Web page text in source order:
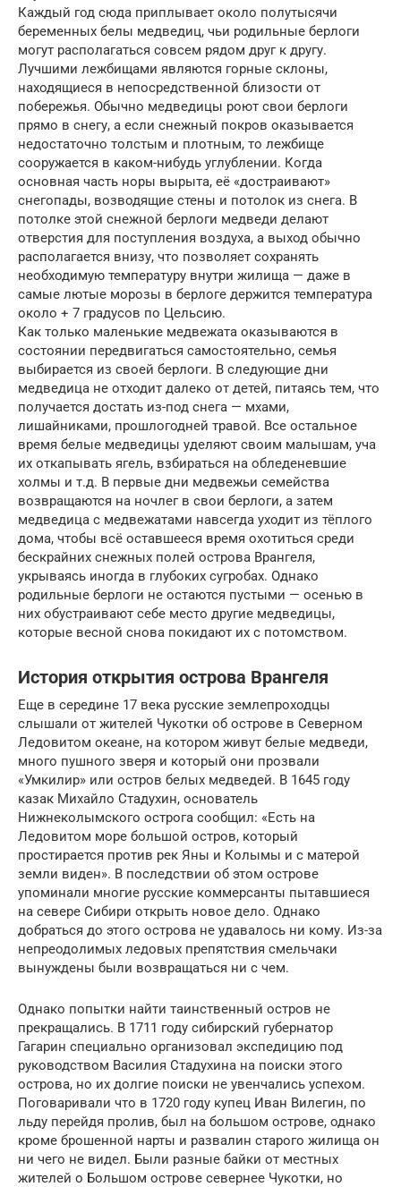
Каждый год сюда приплывает около полутысячи
беременных белы медведиц, чьи родильные берлоги
могут располагаться совсем рядом друг к другу.
Лучшими лежбищами являются горные склоны,
находящиеся в непосредственной близости от
побережья. Обычно медведицы роют свои берлоги
прямо в снегу, а если снежный покров оказывается
недостаточно толстым и плотным, то лежбище
сооружается в каком-нибудь углублении. Когда
основная часть норы вырыта, её «достраивают»
снегопады, возводящие стены и потолок из снега. В
потолке этой снежной берлоги медведи делают
отверстия для поступления воздуха, а выход обычно
располагается внизу, что позволяет сохранять
необходимую температуру внутри жилища — даже в
самые лютые морозы в берлоге держится температура
около + 7 градусов по Цельсию.
Как только маленькие медвежата оказываются в
состоянии передвигаться самостоятельно, семья
выбирается из своей берлоги. В следующие дни
медведица не отходит далеко от детей, питаясь тем, что
получается достать из-под снега — мхами,
лишайниками, прошлогодней травой. Все остальное
время белые медведицы уделяют своим малышам, уча
их откапывать ягель, взбираться на обледеневшие
холмы и т.д. В первые дни медвежьи семейства
возвращаются на ночлег в свои берлоги, а затем
медведица с медвежатами навсегда уходит из тёплого
дома, чтобы всё оставшееся время охотиться среди
бескрайних снежных полей острова Врангеля,
укрываясь иногда в глубоких сугробах. Однако
родильные берлоги не остаются пустыми — осенью в
них обустраивают себе место другие медведицы,
которые весной снова покидают их с потомством.
История открытия острова Врангеля
Еще в середине 17 века русские землепроходцы
слышали от жителей Чукотки об острове в Северном
Ледовитом океане, на котором живут белые медведи,
много пушного зверя и который они прозвали
«Умкилир» или остров белых медведей. В 1645 году
казак Михайло Стадухин, основатель
Нижнеколымского острога сообщил: «Есть на
Ледовитом море большой остров, который
простирается против рек Яны и Колымы и с матерой
земли виден». В последствии об этом острове
упоминали многие русские коммерсанты пытавшиеся
на севере Сибири открыть новое дело. Однако
добраться до этого острова не удавалось ни кому. Из-за
непреодолимых ледовых препятствия смельчаки
вынуждены были возвращаться ни с чем.
Однако попытки найти таинственный остров не
прекращались. В 1711 году сибирский губернатор
Гагарин специально организовал экспедицию под
руководством Василия Стадухина на поиски этого
острова, но их долгие поиски не увенчались успехом.
Поговаривали что в 1720 году купец Иван Вилегин, по
льду перейдя пролив, был на большом острове, однако
кроме брошенной нарты и развалин старого жилища он
ни чего не видел. Были разные байки от местных
жителей о Большом острове севернее Чукотки, но